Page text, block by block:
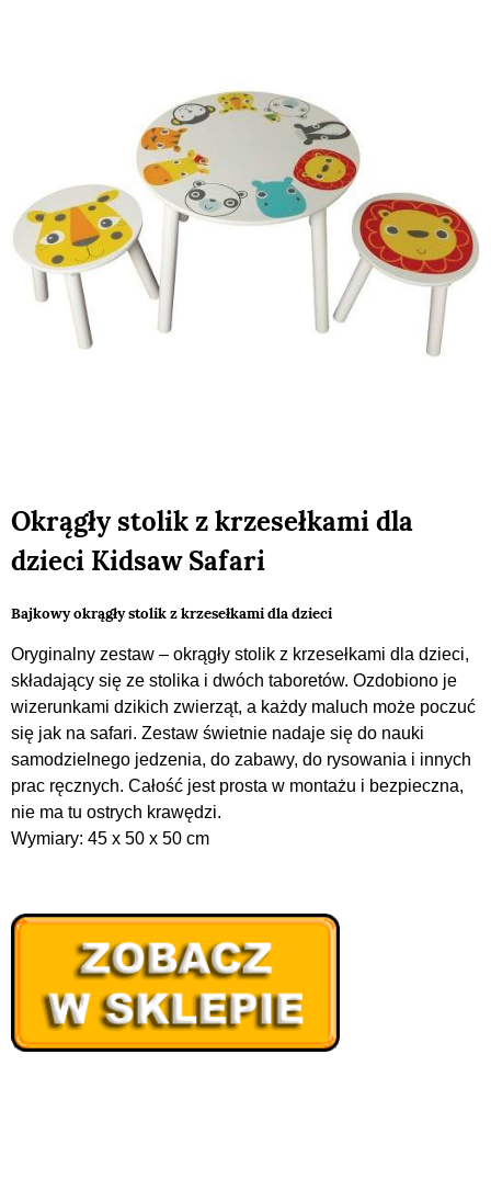
Okrągły stolik z krzesełkami dla
dzieci Kidsaw Safari
Bajkowy okrągły stolik z krzesełkami dla dzieci
Oryginalny zestaw – okrągły stolik z krzesełkami dla dzieci,
składający się ze stolika i dwóch taboretów. Ozdobiono je
wizerunkami dzikich zwierząt, a każdy maluch może poczuć
się jak na safari. Zestaw świetnie nadaje się do nauki
samodzielnego jedzenia, do zabawy, do rysowania i innych
prac ręcznych. Całość jest prosta w montażu i bezpieczna,
nie ma tu ostrych krawędzi.
Wymiary: 45 x 50 x 50 cm